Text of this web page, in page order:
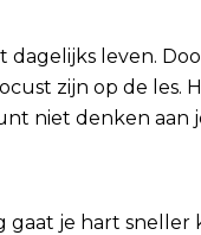
dagelijks leven.
zijn op de les.
niet denken aan
gaat je hart sneller